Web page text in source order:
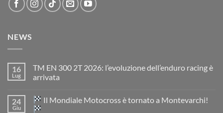
NEWS
16
Lug
TM EN 300 2T 2026: l’evoluzione dell’enduro racing è
arrivata
su
TM
24
Giu
Il Mondiale Motocross è tornato a Montevarchi!